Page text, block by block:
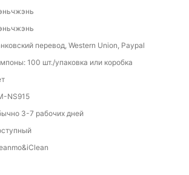
перевод, Western Union, Paypal
100 шт./упаковка или коробка
NS915
3-7 рабочих дней